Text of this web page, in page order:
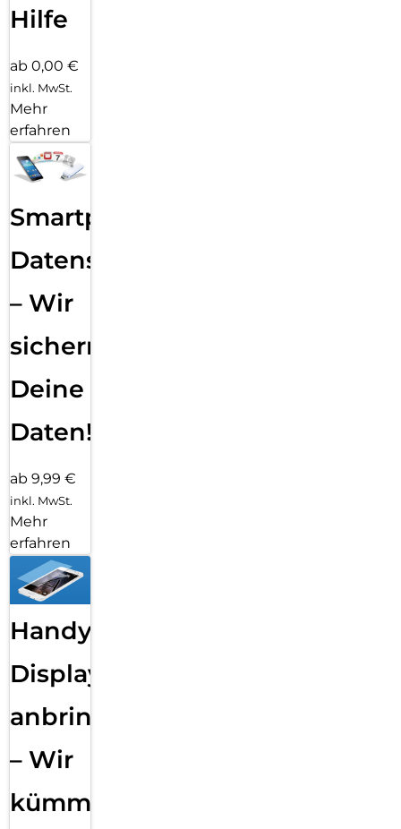
Hilfe
ab 0,00 €
inkl. MwSt.
Mehr
erfahren
Smartphone
Datensicherung
– Wir
sichern
Deine
Daten!
ab 9,99 €
inkl. MwSt.
Mehr
erfahren
Handy
Displayfolie
anbringen
– Wir
kümmern